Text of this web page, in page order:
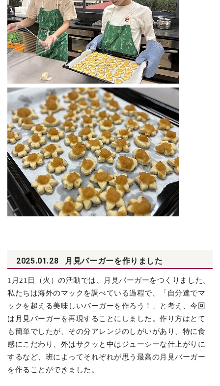
2025.01.28 月見バーガーを作りました
1 月21日（火）の活動では、月見バーガーをつくりました。
私たちは海外のマックを調べている過程で、「自分達でマ
ックを超える美味しいバーガーを作ろう！」と考え、今回
は月見バーガーを再現することにしました。作り方はとて
も簡単でしたが、その分アレンジのしがいがあり、特に食
感にこだわり、外はサクッと中はジューシーな仕上がりに
するなど、班によってそれぞれが思う最高の月見バーガー
を作ることができました。